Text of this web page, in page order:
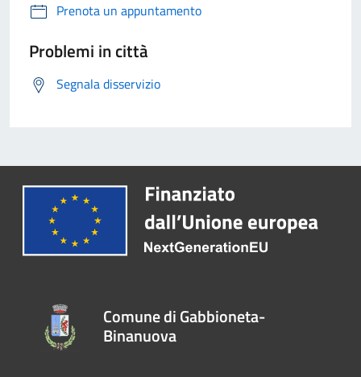
Prenota un appuntamento
Problemi in città
Segnala disservizio
Comune di Gabbioneta-
Binanuova